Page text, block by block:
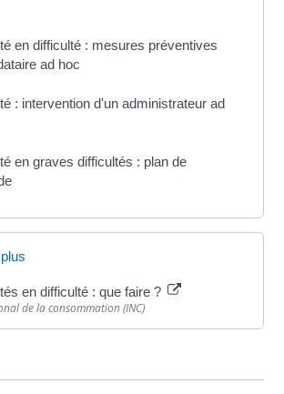
en difficulté : mesures préventives
ad hoc
: intervention d'un administrateur ad
en graves difficultés : plan de
en difficulté : que faire ?
de la consommation (INC)